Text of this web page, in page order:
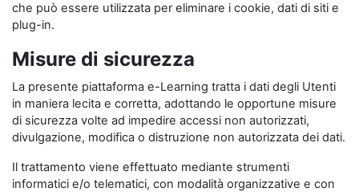
che può essere utilizzata per eliminare i cookie, dati di siti e
plug-in.
Misure di sicurezza
La presente piattaforma e-Learning tratta i dati degli Utenti
in maniera lecita e corretta, adottando le opportune misure
di sicurezza volte ad impedire accessi non autorizzati,
divulgazione, modifica o distruzione non autorizzata dei dati.
Il trattamento viene effettuato mediante strumenti
informatici e/o telematici, con modalità organizzative e con